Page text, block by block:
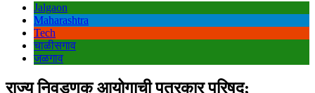
Jalgaon
Maharashtra
Tech
चाळीसगाव
जळगाव
राज्य निवडणूक आयोगाची पत्रकार परिषद;